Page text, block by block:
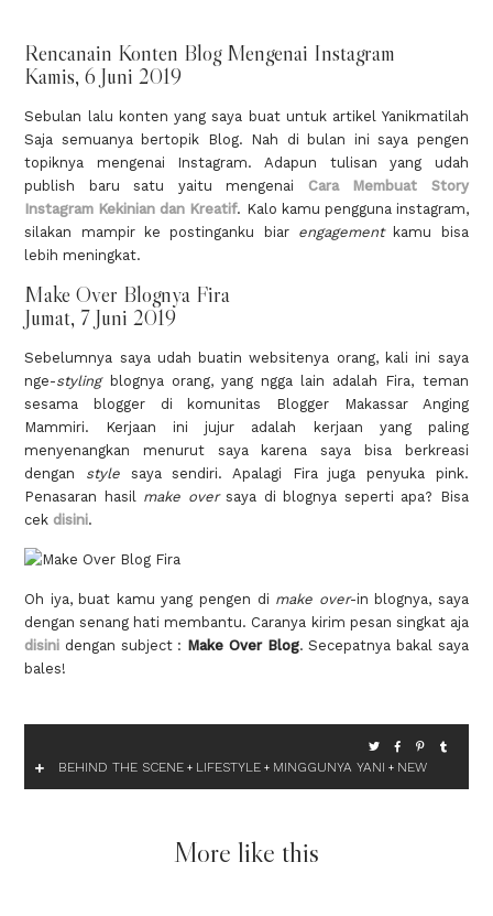
Rencanain Konten Blog Mengenai Instagram
Kamis, 6 Juni 2019
Sebulan lalu konten yang saya buat untuk artikel Yanikmatilah
Saja semuanya bertopik Blog. Nah di bulan ini saya pengen
topiknya mengenai Instagram. Adapun tulisan yang udah
publish baru satu yaitu mengenai Cara Membuat Story
Instagram Kekinian dan Kreatif. Kalo kamu pengguna instagram,
silakan mampir ke postinganku biar engagementkamu bisa
lebih meningkat.
Make Over Blognya Fira
Jumat, 7 Juni 2019
Sebelumnya saya udah buatin websitenya orang, kali ini saya
nge-stylingblognya orang, yang ngga lain adalah Fira, teman
sesama blogger di komunitas Blogger Makassar Anging
Mammiri. Kerjaan ini jujur adalah kerjaan yang paling
menyenangkan menurut saya karena saya bisa berkreasi
dengan style saya sendiri. Apalagi Fira juga penyuka pink.
Penasaran hasil make oversaya di blognya seperti apa? Bisa
cekdisini.
Oh iya, buat kamu yang pengen di make over-in blognya, saya
dengan senang hati membantu. Caranya kirim pesan singkat aja
disini dengan subject : Make Over Blog. Secepatnya bakal saya
bales!
BEHIND THE SCENE + LIFESTYLE + MINGGUNYA YANI + NEW
More like this